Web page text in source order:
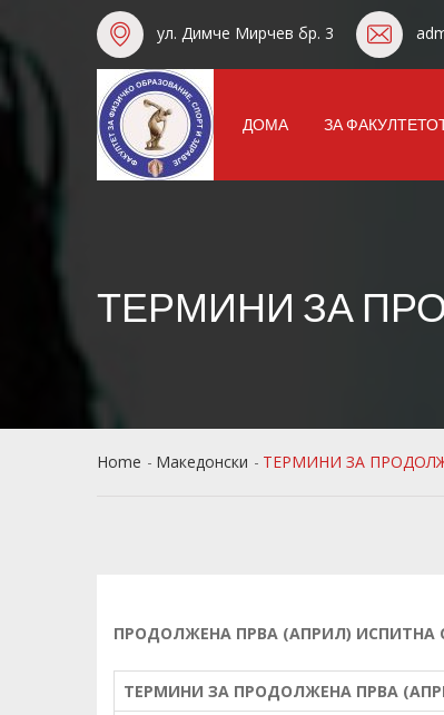
ул. Димче Мирчев бр. 3
ДОМА ЗА
ТЕРМИНИ ЗА
Home Македонски ТЕРМИНИ ЗА
ПРОДОЛЖЕНА ПРВА (АПРИЛ) ИСПИТНА
ТЕРМИНИ ЗА ПРОДОЛЖЕНА ПРВА